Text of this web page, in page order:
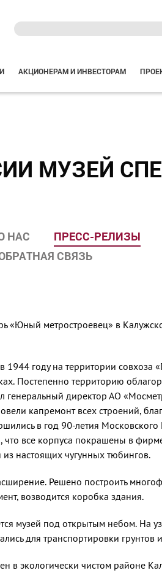
АКЦИОНЕРАМ И ИНВЕСТОРАМ
МУЗЕЙ
НАС ПРЕСС-РЕЛИЗЫ
СВЯЗЬ
«Юный метростроевец» в
1944 году на территории
Постепенно территорию
генеральный директор АО
капремонт всех строений,
в год 90-летия Московского
что все корпуса покрашены в
настоящих чугунных тюбингов.
Решено построить
возводится коробка здания.
музей под открытым небом. На
для транспортировки грунтов
экологически чистом районе